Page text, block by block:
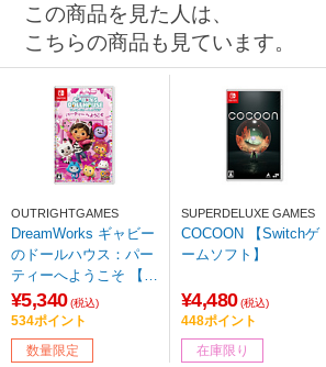
この商品を見た人は、
こちらの商品も見ています。
OUTRIGHTGAMES
DreamWorks ギャビー
のドールハウス：パー
ティーへようこそ 【S
witchゲームソフト】
【sof001】
¥5,340 (税込)
534ポイント
数量限定
SUPERDELUXE GAMES
COCOON 【Switchゲ
ームソフト】
¥4,480 (税込)
448ポイント
在庫限り